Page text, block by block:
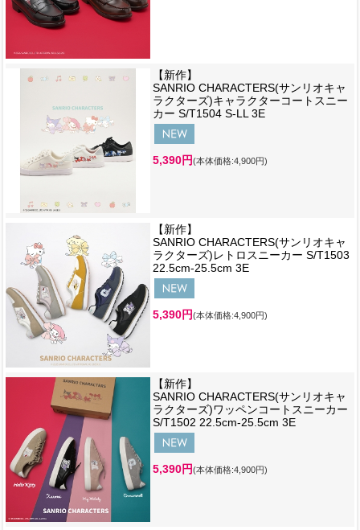
【新作】
SANRIO CHARACTERS(サンリオキャ
ラクターズ)キャラクターコートスニー
カー S/T1504 S-LL 3E
5,390円(本体価格:4,900円)
【新作】
SANRIO CHARACTERS(サンリオキャ
ラクターズ)レトロスニーカー S/T1503
22.5cm-25.5cm 3E
5,390円(本体価格:4,900円)
【新作】
SANRIO CHARACTERS(サンリオキャ
ラクターズ)ワッペンコートスニーカー
S/T1502 22.5cm-25.5cm 3E
5,390円(本体価格:4,900円)